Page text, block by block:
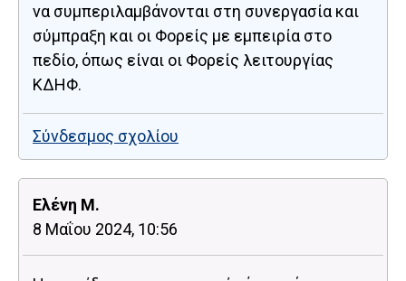
να συμπεριλαμβάνονται στη συνεργασία και
σύμπραξη και οι Φορείς με εμπειρία στο
πεδίο, όπως είναι οι Φορείς λειτουργίας
ΚΔΗΦ.
Σύνδεσμος σχολίου
Ελένη M.
8 Μαΐου 2024, 10:56